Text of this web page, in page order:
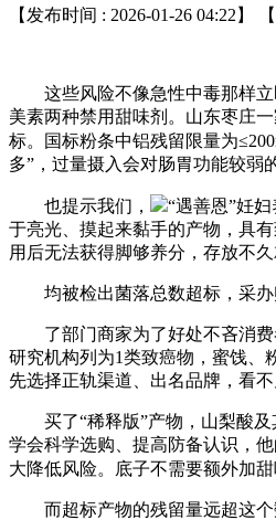
【发布时间 : 2026-01-26 04:22】
这些风险不像急性中毒那样立
美素两种禁用甜味剂。山东枣庄
标。国标粉条中铝残留限量为
多”，过量摄入会对肠胃功能较弱
也提示我们，
“遇善恩”妊
于亮光、摸起来黏手的产物，具
用后无法获得脚够养分，存放不
均被检出菌落总数超标，采办卵
了部门商家为了好处不吝消费
研究机构列为1类致癌物，蜜饯、
先选择正轨渠道、出名品牌，看
买了“稀释版”产物，山梨酸及
学会科学选购、提高防备认识，
大降低风险。底子不需要额外加
而超标产物的残留量远超这个